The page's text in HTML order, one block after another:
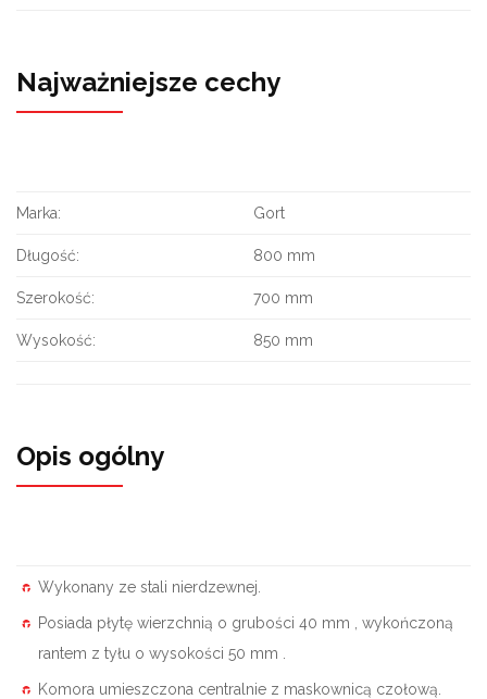
Najważniejsze cechy
Marka: Gort
Długość: 800 mm
Szerokość: 700 mm
Wysokość: 850 mm
Opis ogólny
Wykonany ze stali nierdzewnej.
Posiada płytę wierzchnią o grubości 40 mm , wykończoną
rantem z tyłu o wysokości 50 mm .
Komora umieszczona centralnie z maskownicą czołową.